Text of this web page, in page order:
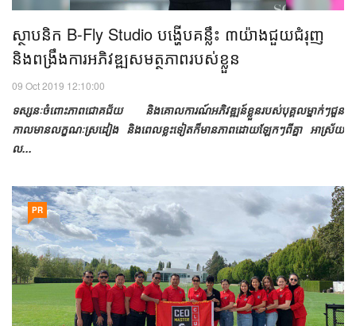
ស្ថាបនិក​ B-Fly Studio បង្ហើបគន្លឹះ​ ​៣​យ៉ាងជួយជំរុញ​
និង​ពង្រឹង​ការអភិវឌ្ឍសមត្ថភាព​របស់ខ្លួន
09 Oct 2019 12:10:00
ទស្សនៈ​ចំពោះ​ភាព​ជោគជ័យ​ និង​គោលការណ៍​អភិវឌ្ឍន៍​ខ្លួន​របស់​បុគ្គល​ម្នាក់ៗ​ជួន​
កាល​មាន​លក្ខណៈ​ស្រដៀង​ និង​ពេល​ខ្លះ​ទៀត​ក៏​មាន​ភាព​ដោយ​ឡែកៗ​ពី​គ្នា​ អាស្រ័យ​
ល...
PR